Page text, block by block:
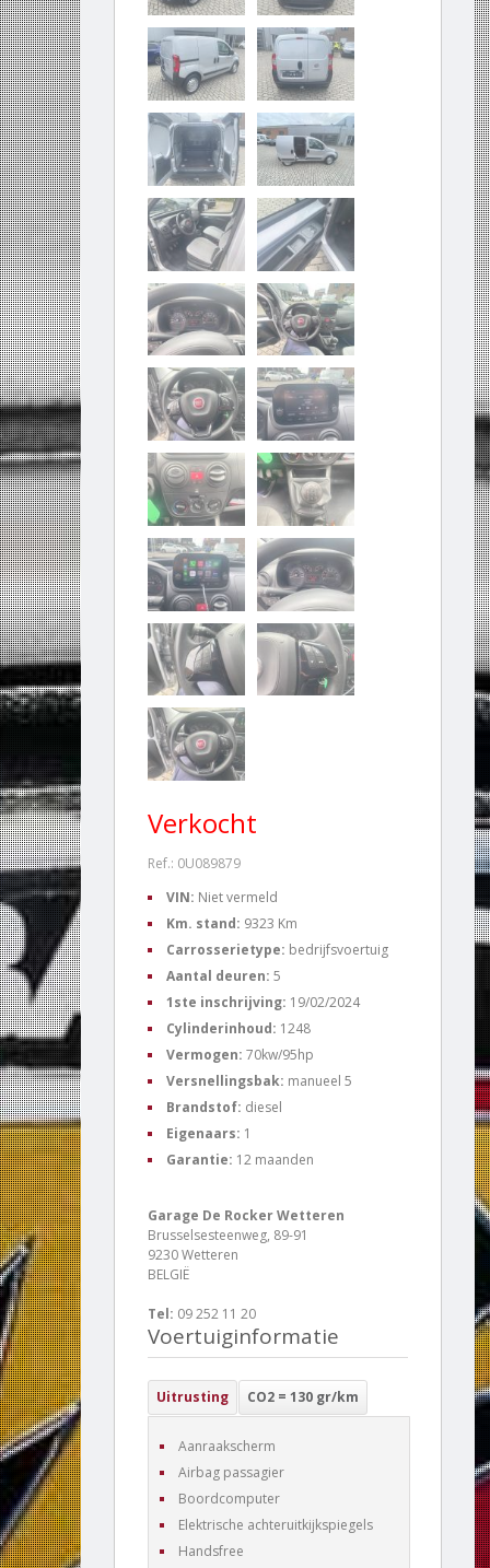
Verkocht
Ref.: 0U089879
VIN: Niet vermeld
Km. stand: 9323 Km
Carrosserietype: bedrijfsvoertuig
Aantal deuren: 5
1ste inschrijving: 19/02/2024
Cylinderinhoud: 1248
Vermogen: 70kw/95hp
Versnellingsbak: manueel 5
Brandstof: diesel
Eigenaars: 1
Garantie: 12 maanden
Garage De Rocker Wetteren
Brusselsesteenweg, 89-91
9230 Wetteren
BELGIË
Tel: 09 252 11 20
Voertuiginformatie
Uitrusting CO2 = 130 gr/km
Aanraakscherm
Airbag passagier
Boordcomputer
Elektrische achteruitkijkspiegels
Handsfree